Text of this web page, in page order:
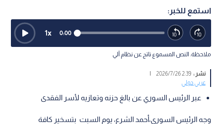
استمع للخبر:
0:00
1x
ملاحظة: النص المسموع ناتج عن نظام آلي
نشر :2:39 2026/7/26
|
عربي دولي
عبر الرئيس السوري عن بالغ حزنه وتعازيه لأسر الفقدى
وجه الرئيس السوري،أحمد الشرع، يوم السبت بتسخير كافة